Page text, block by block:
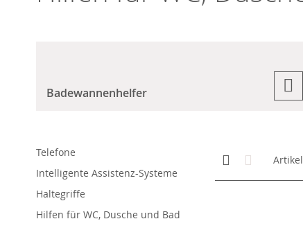
Badewannenhelfer
Anzeigen
als
Kachelansicht
Artikel
Telefone
Intelligente Assistenz-Systeme
Haltegriffe
Hilfen für WC, Dusche und Bad